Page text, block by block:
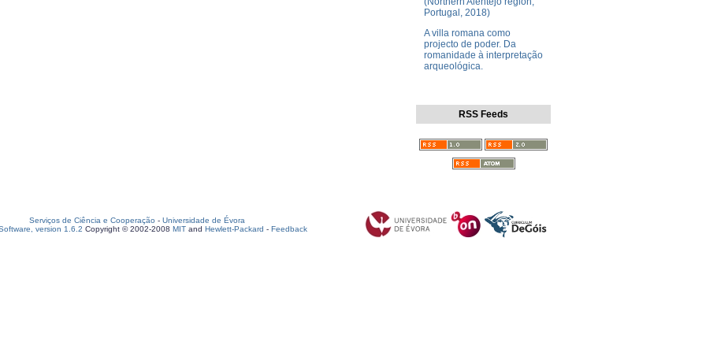
Portugal, 2018)
A villa romana como
projecto de poder. Da
romanidade à interpretação
arqueológica.
RSS Feeds
Serviços de Ciência e Cooperação - Universidade de Évora
version 1.6.2 Copyright © 2002-2008 MIT and Hewlett-Packard - Feedback